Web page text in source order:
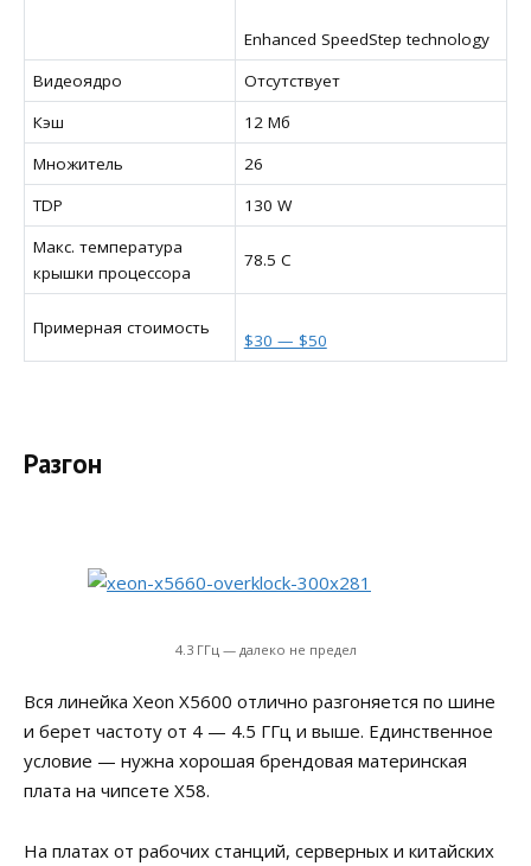
Enhanced SpeedStep technology
Видеоядро
Отсутствует
Кэш
12 Мб
Множитель
26
TDP
130 W
Макс. температура
крышки процессора
78.5 C
Примерная стоимость
$30 — $50
Разгон
4.3 ГГц — далеко не предел
Вся линейка Xeon X5600 отлично разгоняется по шине
и берет частоту от 4 — 4.5 ГГц и выше. Единственное
условие — нужна хорошая брендовая материнская
плата на чипсете X58.
На платах от рабочих станций, серверных и китайских